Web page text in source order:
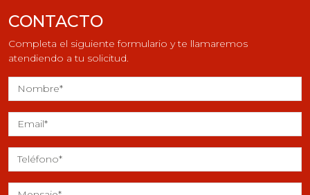
CONTACTO
Completa el siguiente formulario y te llamaremos
atendiendo a tu solicitud.